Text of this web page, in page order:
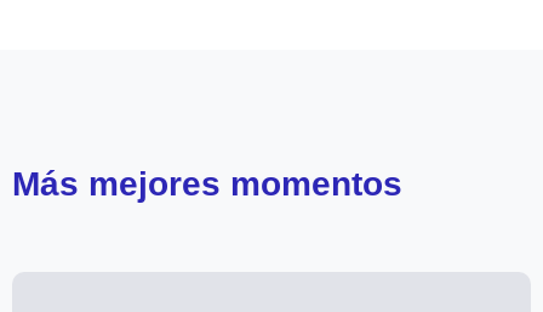
Más mejores momentos